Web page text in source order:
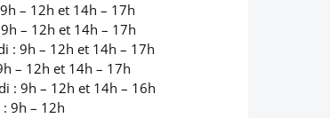
– 12h et 14h – 17h
– 12h et 14h – 17h
: 9h – 12h et 14h – 17h
– 12h et 14h – 17h
: 9h – 12h et 14h – 16h
: 9h – 12h